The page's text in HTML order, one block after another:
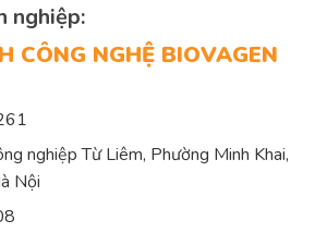
nghiệp:
CÔNG NGHỆ BIOVAGEN
nghiệp Từ Liêm, Phường Minh Khai,
Nội